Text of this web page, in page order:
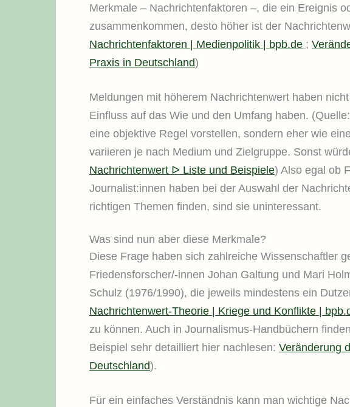
Merkmale – Nachrichtenfaktoren –, die ein Ereignis
zusammenkommen, desto höher ist der
Nachrichtenfaktoren | Medienpolitik | bpb.de ;
Praxis in Deutschland)
Meldungen mit höherem Nachrichtenwert haben
Einfluss auf das Wie und den Umfang haben. (Quelle:
eine objektive Regel vorstellen, sondern eher wie
variieren je nach Medium und Zielgruppe. Sonst
Nachrichtenwert ᐅ Liste und Beispiele) Also egal ob
Journalist:innen haben bei der Auswahl der
richtigen Themen finden, sind sie uninteressant.
Was sind nun aber diese Merkmale?
Diese Frage haben sich zahlreiche Wissenschaftler
Friedensforscher/-innen Johan Galtung und Mari
Schulz (1976/1990), die jeweils mindestens ein
Nachrichtenwert-Theorie | Kriege und Konflikte |
zu können. Auch in Journalismus-Handbüchern
Beispiel sehr detailliert hier nachlesen: Veränderung
Deutschland).
Für ein einfaches Verständnis kann man wichtige